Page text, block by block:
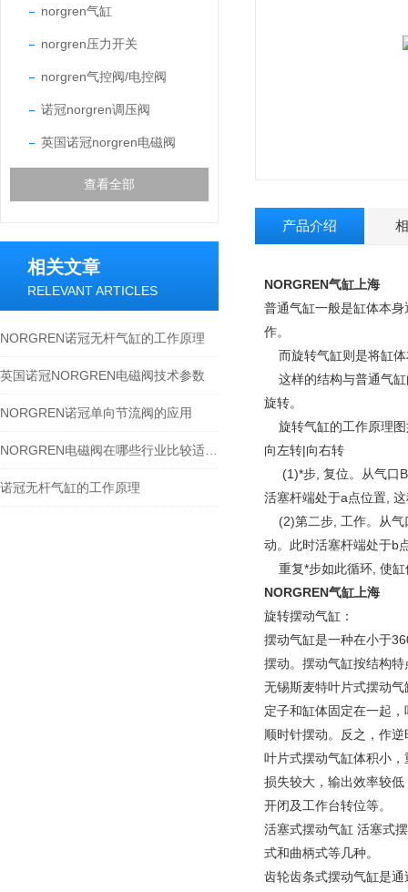
norgren气缸
norgren压力开关
norgren气控阀/电控阀
诺冠norgren调压阀
英国诺冠norgren电磁阀
查看全部
相关文章
RELEVANT ARTICLES
NORGREN诺冠无杆气缸的工作原理
英国诺冠NORGREN电磁阀技术参数
NORGREN诺冠单向节流阀的应用
诺冠无杆气缸的工作原理
产品介绍
NORGREN气缸 上海
普通气缸一般是缸体本
作。
而旋转气缸则是将缸体
这样的结构与普通气缸
旋转。
旋转气缸的工作原理图
向左转|向右转
(1)*步, 复位。从气口B
活塞杆端处于a点位置,
(2)第二步, 工作。从气
动。此时活塞杆端处于
重复*步如此循环, 使缸
NORGREN气缸上海
旋转摆动气缸：
摆动气缸是一种在小于
摆动。摆动气缸按结构
无锡斯麦特叶片式摆动
定子和缸体固定在一起
顺时针摆动。反之，作
叶片式摆动气缸体积小
损失较大，输出效率较
开闭及工作台转位等。
活塞式摆动气缸 活塞式
式和曲柄式等几种。
齿轮齿条式摆动气缸是